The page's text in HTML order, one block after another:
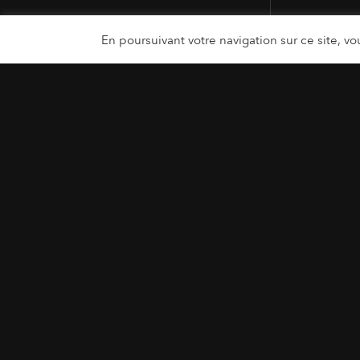
En poursuivant votre navigation sur ce site,